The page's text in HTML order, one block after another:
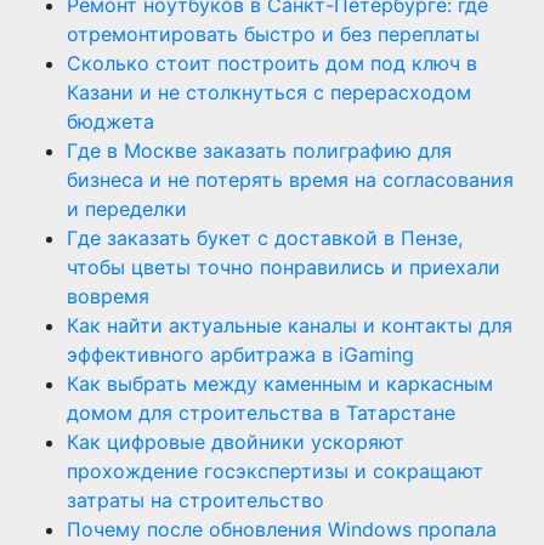
Ремонт ноутбуков в Санкт-Петербурге: где
отремонтировать быстро и без переплаты
Сколько стоит построить дом под ключ в
Казани и не столкнуться с перерасходом
бюджета
Где в Москве заказать полиграфию для
бизнеса и не потерять время на согласования
и переделки
Где заказать букет с доставкой в Пензе,
чтобы цветы точно понравились и приехали
вовремя
Как найти актуальные каналы и контакты для
эффективного арбитража в iGaming
Как выбрать между каменным и каркасным
домом для строительства в Татарстане
Как цифровые двойники ускоряют
прохождение госэкспертизы и сокращают
затраты на строительство
Почему после обновления Windows пропала